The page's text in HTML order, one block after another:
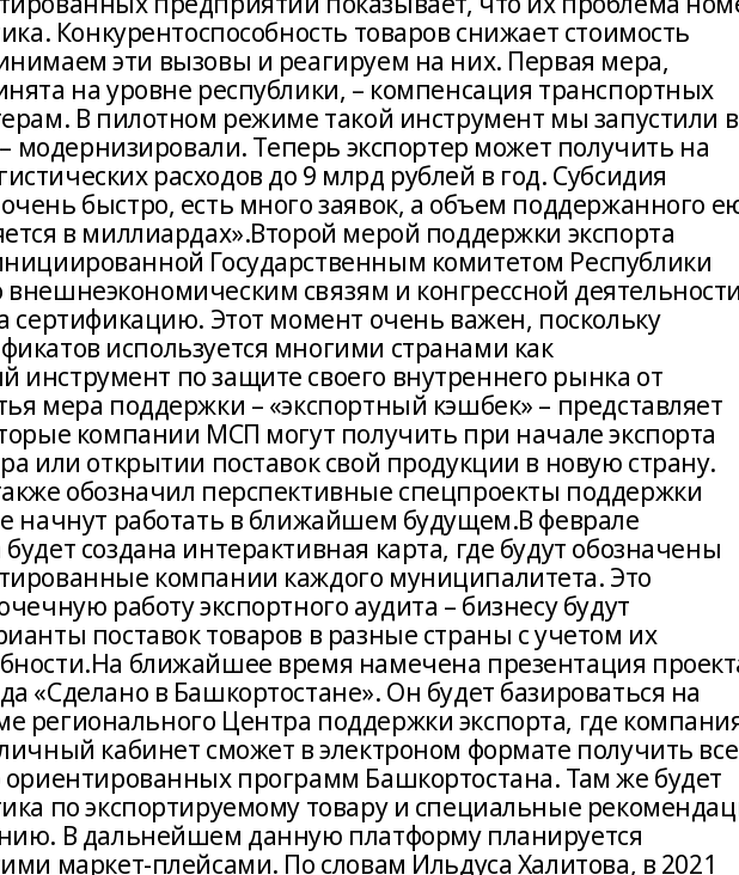
Конкурентоспособность товаров снижает стоимость
эти вызовы и реагируем на них. Первая мера,
на уровне республики, – компенсация транспортных
В пилотном режиме такой инструмент мы запустили в
– модернизировали. Теперь экспортер может получить на
расходов до 9 млрд рублей в год. Субсидия
быстро, есть много заявок, а объем поддержанного
в миллиардах».Второй мерой поддержки экспорта
Государственным комитетом Республики
связям и конгрессной
сертификацию. Этот момент очень важен, поскольку
используется многими странами как
инструмент по защите своего внутреннего рынка от
мера поддержки – «экспортный кэшбек» – представляет
компании МСП могут получить при начале экспорта
или открытии поставок свой продукции в новую страну.
обозначил перспективные спецпроекты поддержки
начнут работать в ближайшем будущем.В феврале
создана интерактивная карта, где будут обозначены
компании каждого муниципалитета. Это
работу экспортного аудита – бизнесу будут
поставок товаров в разные страны с учетом их
ближайшее время намечена презентация
«Сделано в Башкортостане». Он будет базироваться на
регионального Центра поддержки экспорта, где
кабинет сможет в электроном формате получить все
ориентированных программ Башкортостана. Там же будет
по экспортируемому товару и специальные
В дальнейшем данную платформу планируется
маркет-плейсами. По словам Ильдуса Халитова, в 2021